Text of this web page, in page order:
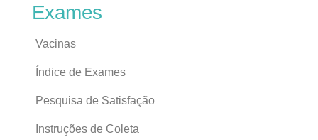
Exames
Vacinas
Índice de Exames
Pesquisa de Satisfação
Instruções de Coleta